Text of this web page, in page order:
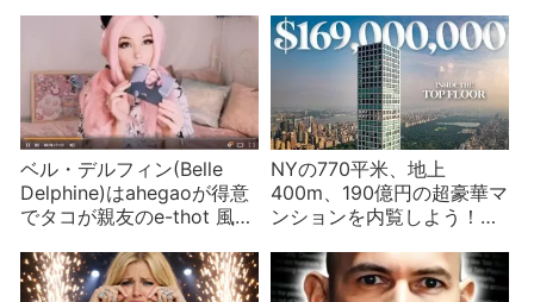
ベル・デルフィン(Belle
Delphine)はahegaoが得意
でタコが親友のe-thot 風呂
NYの770平米、地上
400m、190億円の超豪華マ
ンションを内覧しよう！
最上階